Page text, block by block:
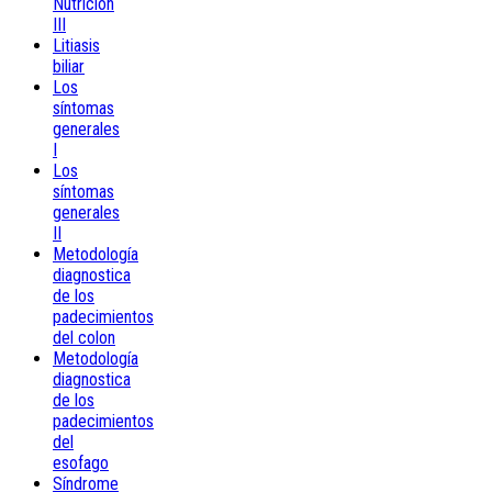
Litiasis
biliar
Los
síntomas
generales
Los
síntomas
generales
Metodología
diagnostica
de los
padecimientos
del colon
Metodología
diagnostica
de los
padecimientos
del
esofago
Síndrome